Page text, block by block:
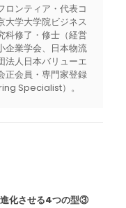
ロンティア・代表コ
大学大学院ビジネス
科修了・修士（経営
企業学会、日本物流
法人日本バリューエ
正会員・専門家登録
Specialist）。
進化させる4つの型③